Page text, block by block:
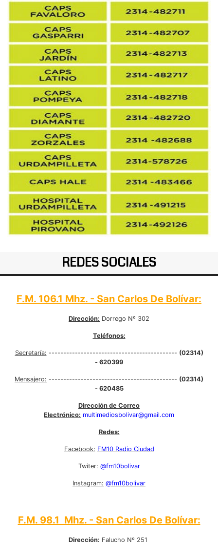
REDES SOCIALES
F.M. 106.1 Mhz. - San Carlos De Bolívar:
Dirección: Dorrego Nº 302
Teléfonos:
Secretaría: -------------------------------------------- (02314)
- 620399
Mensajero: -------------------------------------------- (02314)
- 620485
Dirección de Correo
Electrónico: multimediosbolivar@gmail.com
Redes:
Facebook: FM10 Radio Ciudad
Twiter: @fm10bolivar
Instagram: @fm10bolivar
F.M. 98.1 Mhz. - San Carlos De Bolívar:
Dirección: Falucho Nº 251